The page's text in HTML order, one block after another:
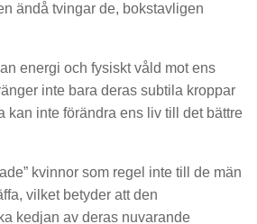
ändå tvingar de, bokstavligen
energi och fysiskt våld mot ens
inte bara deras subtila kroppar
kan inte förändra ens liv till det bättre
kvinnor som regel inte till de män
vilket betyder att den
kedjan av deras nuvarande